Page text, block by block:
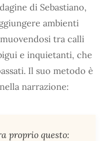
di Sebastiano,
ambienti
tra calli
e inquietanti, che
Il suo metodo è
narrazione:
proprio questo: